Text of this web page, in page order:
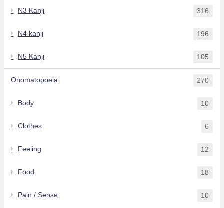
N3 Kanji 316
N4 kanji 196
N5 Kanji 105
Onomatopoeia 270
Body 10
Clothes 6
Feeling 12
Food 18
Pain / Sense 10